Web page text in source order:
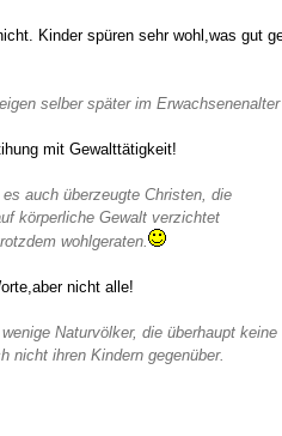
Kinder spüren sehr wohl,was gut
selber später im Erwachsenenalter
mit Gewalttätigkeit!
auch überzeugte Christen, die
körperliche Gewalt verzichtet
wohlgeraten.
nicht alle!
Naturvölker, die überhaupt keine
nicht ihren Kindern gegenüber.